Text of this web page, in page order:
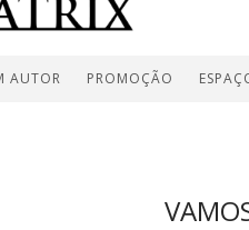
AUTOR PROMOÇÃO